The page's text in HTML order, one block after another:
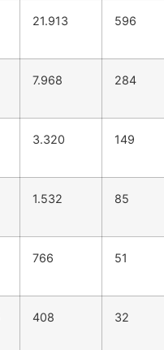
21.913 596
7.968 284
3.320 149
1.532 85
766 51
408 32